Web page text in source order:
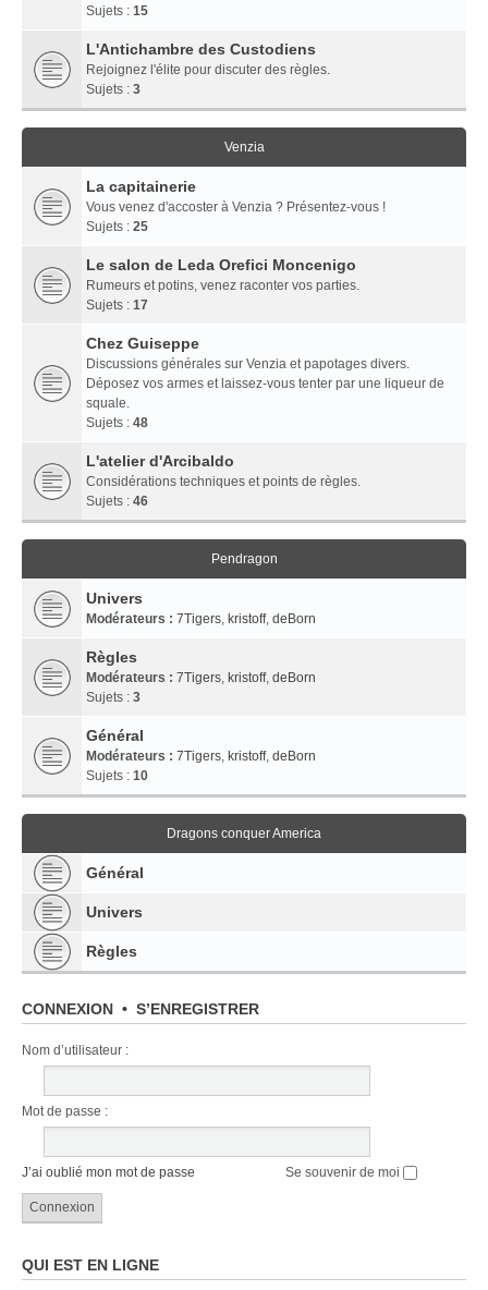
Sujets : 15
L'Antichambre des Custodiens
Rejoignez l'élite pour discuter des règles.
Sujets : 3
Venzia
La capitainerie
Vous venez d'accoster à Venzia ? Présentez-vous !
Sujets : 25
Le salon de Leda Orefici Moncenigo
Rumeurs et potins, venez raconter vos parties.
Sujets : 17
Chez Guiseppe
Discussions générales sur Venzia et papotages divers.
Déposez vos armes et laissez-vous tenter par une liqueur de
squale.
Sujets : 48
L'atelier d'Arcibaldo
Considérations techniques et points de règles.
Sujets : 46
Pendragon
Univers
Modérateurs : 7Tigers, kristoff, deBorn
Règles
Modérateurs : 7Tigers, kristoff, deBorn
Sujets : 3
Général
Modérateurs : 7Tigers, kristoff, deBorn
Sujets : 10
Dragons conquer America
Général
Univers
Règles
CONNEXION • S’ENREGISTRER
Nom d’utilisateur :
Mot de passe :
J’ai oublié mon mot de passe Se souvenir de moi
QUI EST EN LIGNE